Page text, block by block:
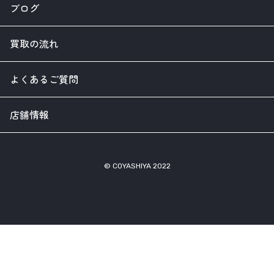
ブログ
買取の流れ
よくあるご質問
店舗情報
© COYASHIYA 2022